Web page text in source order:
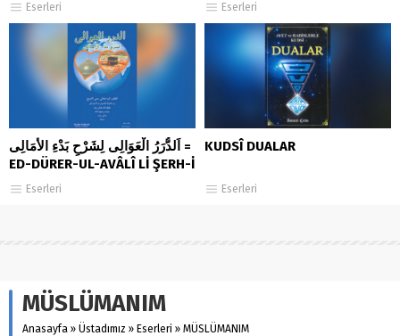
Eserleri Eserleri
اَلدُّرَرُ الْعَوَالِى لِشَرْحِ بَدْءِ الأَمَالِى =
ED-DÜRER-UL-AVÂLÎ Lİ ŞERH-İ
BED’İ-L-EMÂLÎ
Eserleri
KUDSÎ DUALAR
Eserleri
MÜSLÜMANIM
Anasayfa » Üstadımız » Eserleri » MÜSLÜMANIM